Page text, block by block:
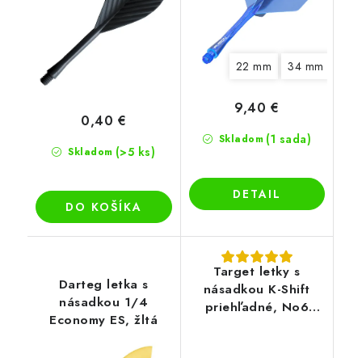
Skladom (>5 ks)
0,40 €
DO KOŠÍKA
22 mm 34 mm
Skladom (1 sada)
9,40 €
DETAIL
Darteg letka s
násadkou 1/4
Economy ES, žltá
Target letky s
násadkou K-Shift
priehľadné, No6